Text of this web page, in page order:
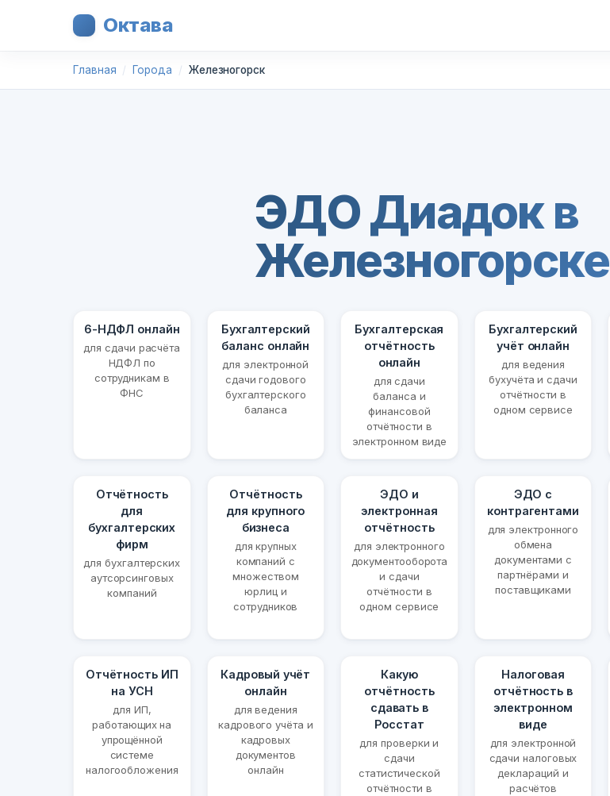
Октава
Главная Города Железногорск
ЭДО Диадок в
Железногорске
6-НДФЛ онлайн
для сдачи расчёта
НДФЛ по
сотрудникам в
ФНС
Бухгалтерский
баланс онлайн
для электронной
сдачи годового
бухгалтерского
баланса
Бухгалтерская
отчётность
онлайн
для сдачи
баланса и
финансовой
отчётности в
электронном виде
Бухгалтерский
учёт онлайн
для ведения
бухучёта и сдачи
отчётности в
одном сервисе
Отчётность
для
бухгалтерских
фирм
для бухгалтерских
аутсорсинговых
компаний
Отчётность
для крупного
бизнеса
для крупных
компаний с
множеством
юрлиц и
сотрудников
ЭДО и
электронная
отчётность
для электронного
документооборота
и сдачи
отчётности в
одном сервисе
ЭДО с
контрагентами
для электронного
обмена
документами с
партнёрами и
поставщиками
Отчётность ИП
на УСН
для ИП,
работающих на
упрощённой
системе
налогообложения
Кадровый учёт
онлайн
для ведения
кадрового учёта и
кадровых
документов
онлайн
Какую
отчётность
сдавать в
Росстат
для проверки и
сдачи
статистической
отчётности в
Налоговая
отчётность в
электронном
виде
для электронной
сдачи налоговых
деклараций и
расчётов